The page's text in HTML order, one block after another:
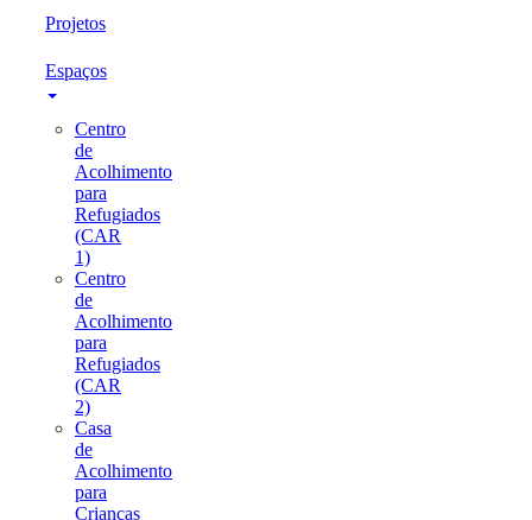
Projetos
Espaços
Centro
de
Acolhimento
para
Refugiados
(CAR
1)
Centro
de
Acolhimento
para
Refugiados
(CAR
2)
Casa
de
Acolhimento
para
Crianças